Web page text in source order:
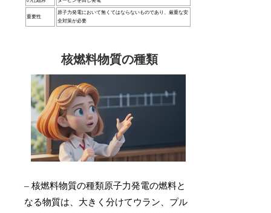
重要性
原子力発電において無くてはならないものであり、厳重な安
全対策が必要
核燃料物質の種類
– 核燃料物質の種類原子力発電の燃料と
なる物質は、大きく分けてウラン、プル